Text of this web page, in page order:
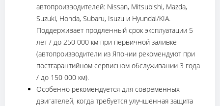
автопроизводителей: Nissan, Mitsubishi, Mazda,
Suzuki, Honda, Subaru, Isuzu и Hyundai/KIA.
Поддерживает продленный срок эксплуатации 5
лет / до 250 000 км при первичной заливке
(автопроизводители из Японии рекомендуют при
постгарантийном сервисном обслуживании 3 года
/ до 150 000 км).
Особенно рекомендуется для современных
двигателей, когда требуется улучшенная защита